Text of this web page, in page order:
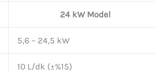
24 kW Model
5,6 – 24,5 kW
10 L/dk (±%15)